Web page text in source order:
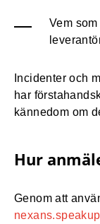
Vem
Incidenter och
har
kännedom om
Hur
Genom att